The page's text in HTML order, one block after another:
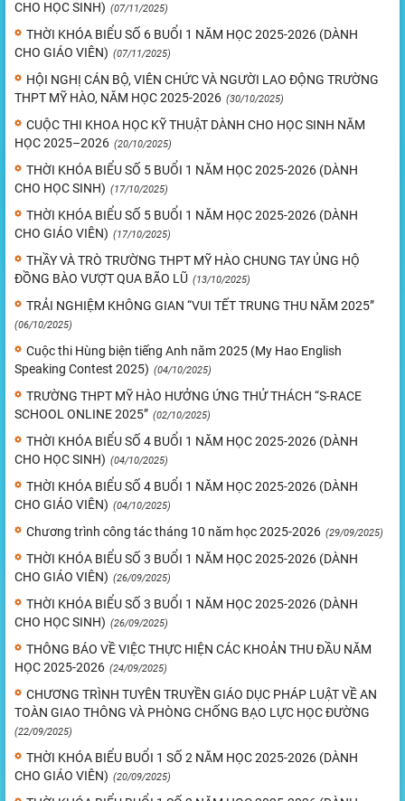
CHO HỌC SINH) (07/11/2025)
THỜI KHÓA BIỂU SỐ 6 BUỔI 1 NĂM HỌC 2025-2026 (DÀNH
CHO GIÁO VIÊN) (07/11/2025)
HỘI NGHỊ CÁN BỘ, VIÊN CHỨC VÀ NGƯỜI LAO ĐỘNG TRƯỜNG
THPT MỸ HÀO, NĂM HỌC 2025-2026 (30/10/2025)
CUỘC THI KHOA HỌC KỸ THUẬT DÀNH CHO HỌC SINH NĂM
HỌC 2025–2026 (20/10/2025)
THỜI KHÓA BIỂU SỐ 5 BUỔI 1 NĂM HỌC 2025-2026 (DÀNH
CHO HỌC SINH) (17/10/2025)
THỜI KHÓA BIỂU SỐ 5 BUỔI 1 NĂM HỌC 2025-2026 (DÀNH
CHO GIÁO VIÊN) (17/10/2025)
THẦY VÀ TRÒ TRƯỜNG THPT MỸ HÀO CHUNG TAY ỦNG HỘ
ĐỒNG BÀO VƯỢT QUA BÃO LŨ (13/10/2025)
TRẢI NGHIỆM KHÔNG GIAN “VUI TẾT TRUNG THU NĂM 2025”
(06/10/2025)
Cuộc thi Hùng biện tiếng Anh năm 2025 (My Hao English
Speaking Contest 2025) (04/10/2025)
TRƯỜNG THPT MỸ HÀO HƯỞNG ỨNG THỬ THÁCH “S-RACE
SCHOOL ONLINE 2025” (02/10/2025)
THỜI KHÓA BIỂU SỐ 4 BUỔI 1 NĂM HỌC 2025-2026 (DÀNH
CHO HỌC SINH) (04/10/2025)
THỜI KHÓA BIỂU SỐ 4 BUỔI 1 NĂM HỌC 2025-2026 (DÀNH
CHO GIÁO VIÊN) (04/10/2025)
Chương trình công tác tháng 10 năm học 2025-2026 (29/09/2025)
THỜI KHÓA BIỂU SỐ 3 BUỔI 1 NĂM HỌC 2025-2026 (DÀNH
CHO GIÁO VIÊN) (26/09/2025)
THỜI KHÓA BIỂU SỐ 3 BUỔI 1 NĂM HỌC 2025-2026 (DÀNH
CHO HỌC SINH) (26/09/2025)
THÔNG BÁO VỀ VIỆC THỰC HIỆN CÁC KHOẢN THU ĐẦU NĂM
HỌC 2025-2026 (24/09/2025)
CHƯƠNG TRÌNH TUYÊN TRUYỀN GIÁO DỤC PHÁP LUẬT VỀ AN
TOÀN GIAO THÔNG VÀ PHÒNG CHỐNG BẠO LỰC HỌC ĐƯỜNG
(22/09/2025)
THỜI KHÓA BIỂU BUỔI 1 SỐ 2 NĂM HỌC 2025-2026 (DÀNH
CHO GIÁO VIÊN) (20/09/2025)